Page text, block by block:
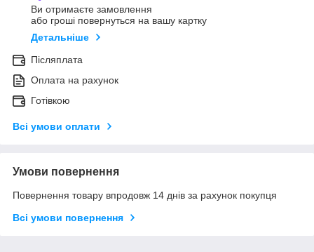
Ви отримаєте замовлення
або гроші повернуться на вашу картку
Детальніше
Післяплата
Оплата на рахунок
Готівкою
Всі умови оплати
Умови повернення
Повернення товару впродовж 14 днів за рахунок покупця
Всі умови повернення